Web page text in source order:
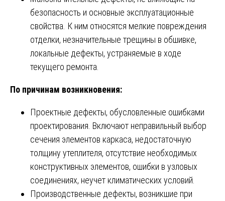
безопасность и основные эксплуатационные
свойства. К ним относятся мелкие повреждения
отделки, незначительные трещины в обшивке,
локальные дефекты, устраняемые в ходе
текущего ремонта.
По причинам возникновения:
Проектные дефекты, обусловленные ошибками
проектирования. Включают неправильный выбор
сечения элементов каркаса, недостаточную
толщину утеплителя, отсутствие необходимых
конструктивных элементов, ошибки в узловых
соединениях, неучет климатических условий.
Производственные дефекты, возникшие при